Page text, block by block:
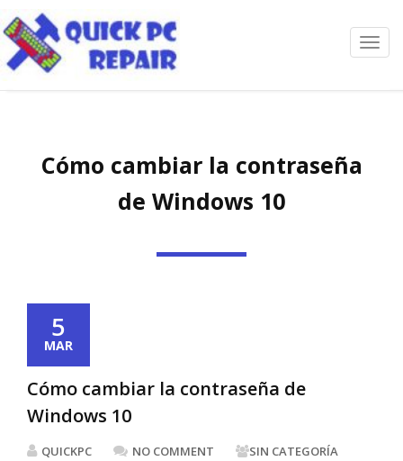
Cómo cambiar la contraseña
de Windows 10
5
MAR
Cómo cambiar la contraseña de
Windows 10
QUICKPC NO COMMENT SIN CATEGORÍA